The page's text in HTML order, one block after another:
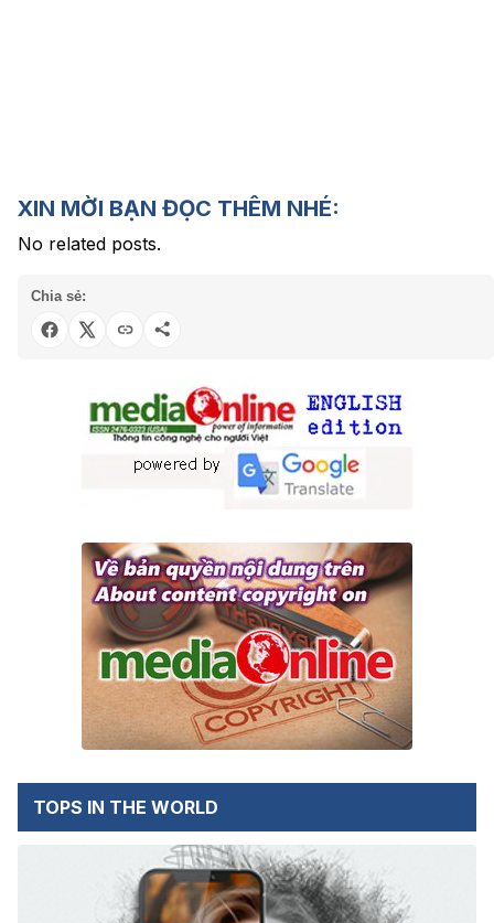
XIN MỜI BẠN ĐỌC THÊM NHÉ:
No related posts.
Chia sẻ:
TOPS IN THE WORLD